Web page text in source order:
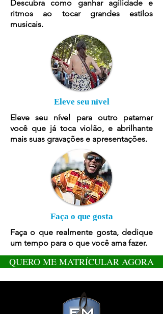
Descubra como ganhar agilidade e
ritmos ao tocar grandes estilos
musicais.
Eleve seu nível
Eleve seu nível para outro patamar
você que já toca violão, e abrilhante
mais suas gravações e apresentações.
Faça o que gosta
Faça o que realmente gosta, dedique
um tempo para o que você ama fazer.
QUERO ME MATRÍCULAR AGORA